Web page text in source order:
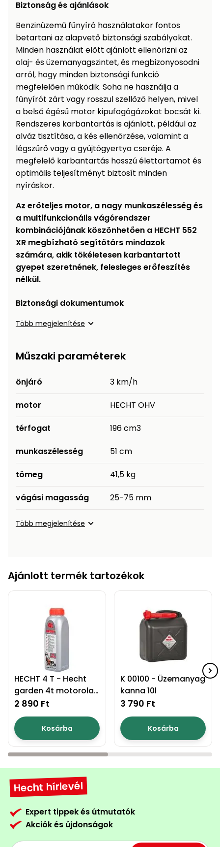
Biztonság és ajánlások
Benzinüzemű fűnyíró használatakor fontos
betartani az alapvető biztonsági szabályokat.
Minden használat előtt ajánlott ellenőrizni az
olaj- és üzemanyagszintet, és megbizonyosodni
arról, hogy minden biztonsági funkció
megfelelően működik. Soha ne használja a
fűnyírót zárt vagy rosszul szellőző helyen, mivel
a belső égésű motor kipufogógázokat bocsát ki.
Rendszeres karbantartás is ajánlott, például az
alváz tisztítása, a kés ellenőrzése, valamint a
légszűrő vagy a gyújtógyertya cseréje. A
megfelelő karbantartás hosszú élettartamot és
optimális teljesítményt biztosít minden
nyíráskor.
Az erőteljes motor, a nagy munkaszélesség és
a multifunkcionális vágórendszer
kombinációjának köszönhetően a HECHT 552
XR megbízható segítőtárs mindazok
számára, akik tökéletesen karbantartott
gyepet szeretnének, felesleges erőfeszítés
nélkül.
Biztonsági dokumentumok
Több megjelenítése
Műszaki paraméterek
önjáró 3 km/h
motor HECHT OHV
térfogat 196 cm3
munkaszélesség 51 cm
tömeg 41,5 kg
vágási magasság 25-75 mm
Több megjelenítése
Ajánlott termék tartozékok
HECHT 4 T - Hecht
garden 4t motorolaj
0,8l
2 890 Ft
Kosárba
K 00100 - Üzemanyag
kanna 10l
3 790 Ft
Kosárba
Hecht hírlevél
Expert tippek és útmutatók
Akciók és újdonságok